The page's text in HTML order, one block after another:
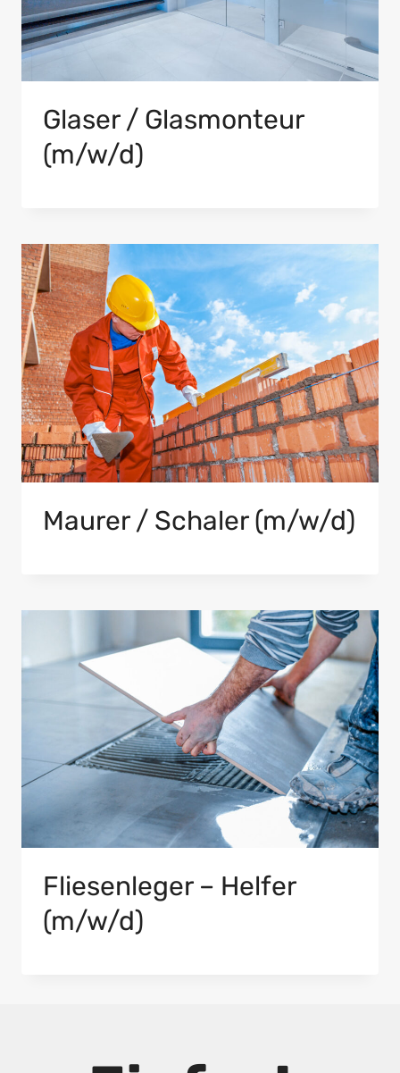
Glaser / Glasmonteur
(m/w/d)
Maurer / Schaler (m/w/d)
Fliesenleger – Helfer
(m/w/d)